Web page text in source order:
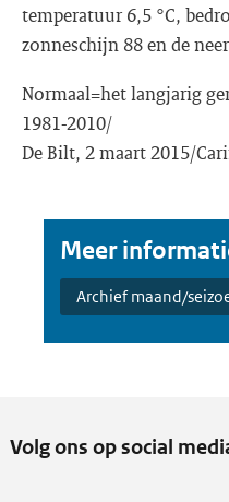
temperatuur 6,5 °C,
zonneschijn 88 en de
Normaal=het langjarig
1981-2010/
De Bilt, 2 maart 2015/
Meer
Archief maand/
Volg ons op social